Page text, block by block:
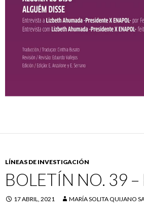
LÍNEAS DE INVESTIGACIÓN
BOLETÍN NO. 39 –
17 ABRIL, 2021 MARÍA SOLITA QUIJANO